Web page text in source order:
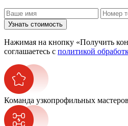
Узнать стоимость
Нажимая на кнопку «Получить
соглашаетесь с политикой
Команда узкопрофильных мастеров